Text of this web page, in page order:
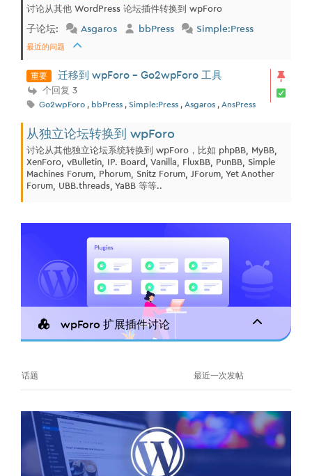
讨论从其他 WordPress 论坛插件转换到 wpForo
子论坛: Asgaros bbPress Simple:Press
最近的问题
重要 迁移到 wpForo - Go2wpForo 工具
个回复 3
Go2wpForo , bbPress , Simple:Press , Asgaros , AnsPress
从独立论坛转换到 wpForo
讨论从其他独立论坛系统转换到 wpForo，比如 phpBB, MyBB,
XenForo, vBulletin, IP. Board, Vanilla, FluxBB, PunBB, Simple
Machines Forum, Phorum, Snitz Forum, JForum, Yet Another
Forum, UBB.threads, YaBB 等等..
wpForo 扩展插件讨论
话题 最近一次发帖